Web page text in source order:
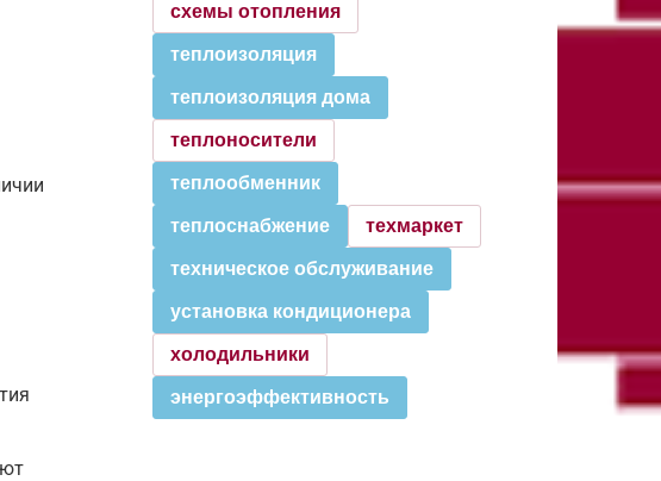
схемы отопления
теплоизоляция
теплоизоляция дома
теплоносители
теплообменник
теплоснабжение техмаркет
техническое обслуживание
установка кондиционера
холодильники
энергоэффективность